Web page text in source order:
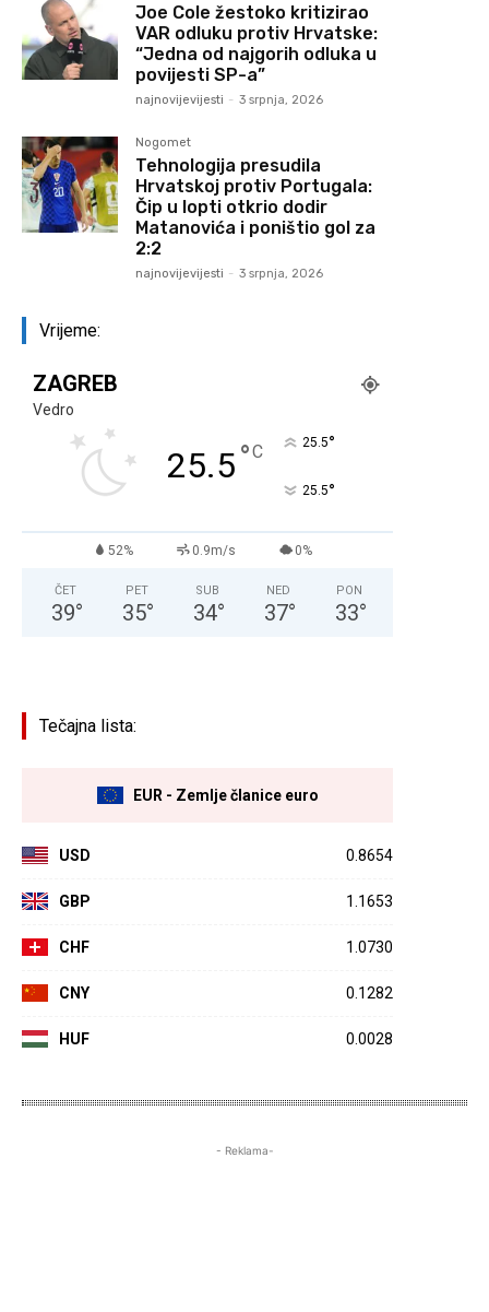
Joe Cole žestoko kritizirao
VAR odluku protiv Hrvatske:
“Jedna od najgorih odluka u
povijesti SP-a”
najnovijevijesti - 3 srpnja, 2026
Nogomet
Tehnologija presudila
Hrvatskoj protiv Portugala:
Čip u lopti otkrio dodir
Matanovića i poništio gol za
2:2
najnovijevijesti - 3 srpnja, 2026
Vrijeme:
ZAGREB
Vedro
25.5°C 25.5°
25.5°
52% 0.9m/s 0%
ČET
39°
PET
35°
SUB
34°
NED
37°
PON
33°
Tečajna lista:
EUR - Zemlje članice euro
USD 0.8654
GBP 1.1653
CHF 1.0730
CNY 0.1282
HUF 0.0028
- Reklama-